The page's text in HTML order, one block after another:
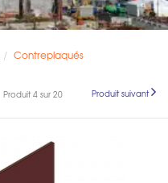
Contreplaqués
Produit 4 sur 20 Produit suivant